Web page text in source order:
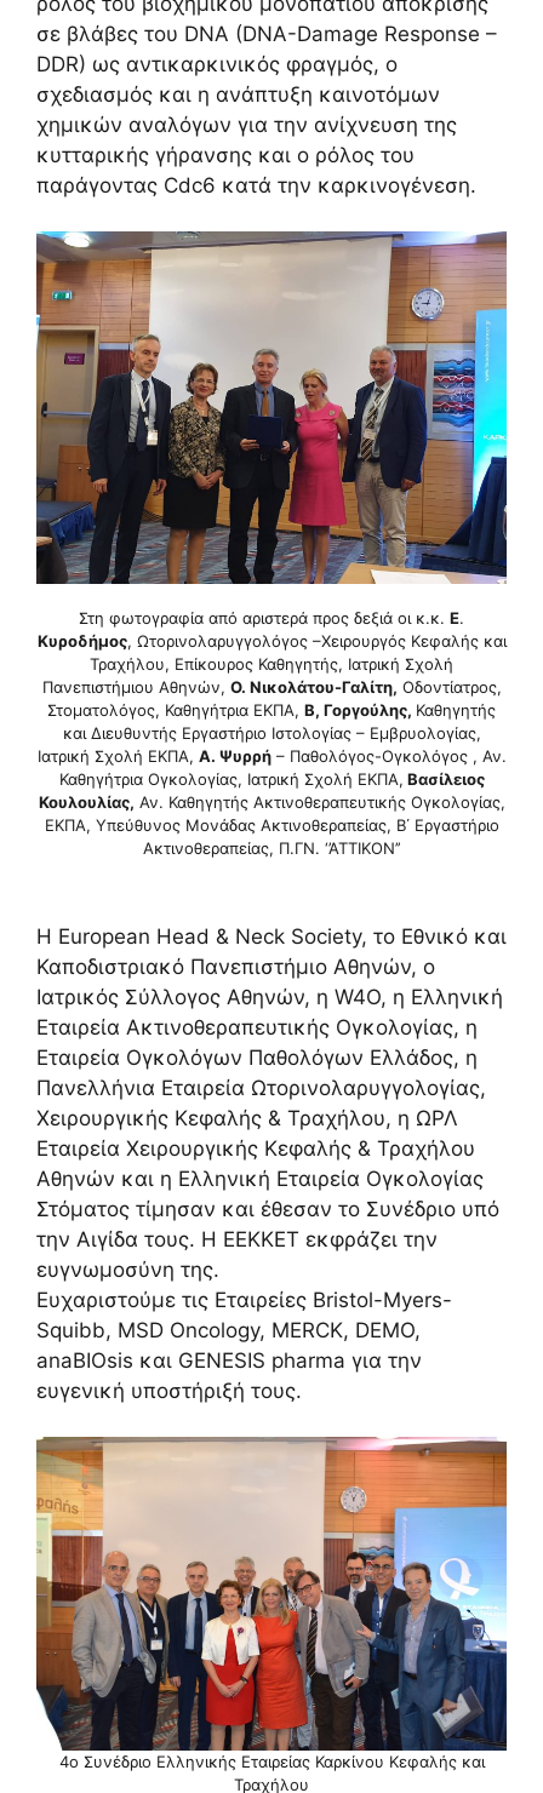
σε βλάβες του DNA (DNA-Damage Response –
DDR) ως αντικαρκινικός φραγμός, ο
σχεδιασμός και η ανάπτυξη καινοτόμων
χημικών αναλόγων για την ανίχνευση της
κυτταρικής γήρανσης και ο ρόλος του
παράγοντας Cdc6 κατά την καρκινογένεση.
Στη φωτογραφία από αριστερά προς δεξιά οι κ.κ. Ε.
Κυροδήμος, Ωτορινολαρυγγολόγος –Χειρουργός Κεφαλής και
Τραχήλου, Επίκουρος Καθηγητής, Ιατρική Σχολή
Πανεπιστήμιου Αθηνών, Ο. Νικολάτου-Γαλίτη, Οδοντίατρος,
Στοματολόγος, Καθηγήτρια ΕΚΠΑ, Β, Γοργούλης, Καθηγητής
και Διευθυντής Εργαστήριο Ιστολογίας – Εμβρυολογίας,
Ιατρική Σχολή ΕΚΠΑ, Α. Ψυρρή– Παθολόγος-Ογκολόγος , Αν.
Καθηγήτρια Ογκολογίας, Ιατρική Σχολή ΕΚΠΑ, Βασίλειος
Κουλουλίας, Αν. Καθηγητής Ακτινοθεραπευτικής Ογκολογίας,
ΕΚΠΑ, Υπεύθυνος Μονάδας Ακτινοθεραπείας, Β΄ Εργαστήριο
Ακτινοθεραπείας, Π.ΓΝ. ‘’ΑΤΤΙΚΟΝ’’
Η European Head & Neck Society, το Εθνικό και
Καποδιστριακό Πανεπιστήμιο Αθηνών, ο
Ιατρικός Σύλλογος Αθηνών, η W4O, η Ελληνική
Εταιρεία Ακτινοθεραπευτικής Ογκολογίας, η
Εταιρεία Ογκολόγων Παθολόγων Ελλάδος, η
Πανελλήνια Εταιρεία Ωτορινολαρυγγολογίας,
Χειρουργικής Κεφαλής & Τραχήλου, η ΩΡΛ
Εταιρεία Χειρουργικής Κεφαλής & Τραχήλου
Αθηνών και η Ελληνική Εταιρεία Ογκολογίας
Στόματος τίμησαν και έθεσαν το Συνέδριο υπό
την Αιγίδα τους. Η ΕΕΚΚΕΤ εκφράζει την
ευγνωμοσύνη της.
Ευχαριστούμε τις Εταιρείες Bristol-Myers-
Squibb, MSD Oncology, MERCK, DEMO,
anaBIOsis και GENESIS pharma για την
ευγενική υποστήριξή τους.
4ο Συνέδριο Ελληνικής Εταιρείας Καρκίνου Κεφαλής και
Τραχήλου